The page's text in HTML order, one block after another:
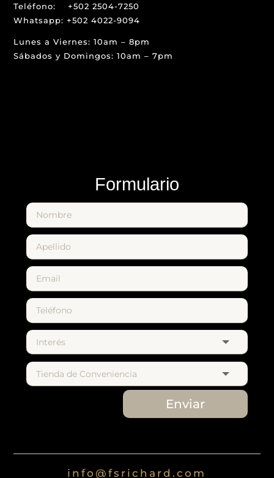
Teléfono: +502 2504-7250
Whatsapp: +502 4022-9094
Lunes a Viernes: 10am – 8pm
Sábados y Domingos: 10am – 7pm
Formulario
Enviar
info@fsrichard.com